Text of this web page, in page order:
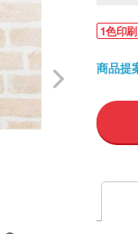
1色印刷
商品提